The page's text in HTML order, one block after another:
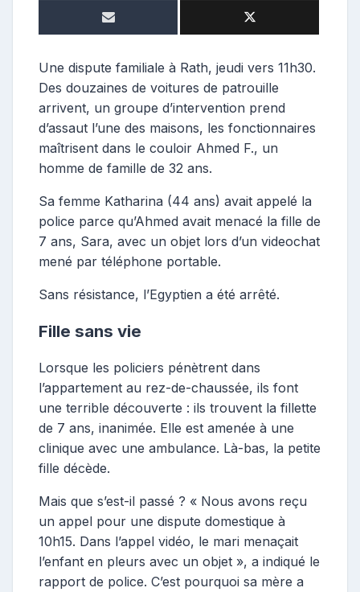
Une dispute familiale à Rath, jeudi vers 11h30.
Des douzaines de voitures de patrouille
arrivent, un groupe d’intervention prend
d’assaut l’une des maisons, les fonctionnaires
maîtrisent dans le couloir Ahmed F., un
homme de famille de 32 ans.
Sa femme Katharina (44 ans) avait appelé la
police parce qu’Ahmed avait menacé la fille de
7 ans, Sara, avec un objet lors d’un videochat
mené par téléphone portable.
Sans résistance, l’Egyptien a été arrêté.
Fille sans vie
Lorsque les policiers pénètrent dans
l’appartement au rez-de-chaussée, ils font
une terrible découverte : ils trouvent la fillette
de 7 ans, inanimée. Elle est amenée à une
clinique avec une ambulance. Là-bas, la petite
fille décède.
Mais que s’est-il passé ? « Nous avons reçu
un appel pour une dispute domestique à
10h15. Dans l’appel vidéo, le mari menaçait
l’enfant en pleurs avec un objet », a indiqué le
rapport de police. C’est pourquoi sa mère a